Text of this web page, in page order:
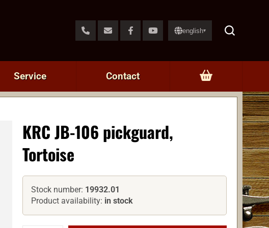
english▾
Service Contact
KRC JB-106 pickguard,
Tortoise
Stock number: 19932.01
Product availability: in stock